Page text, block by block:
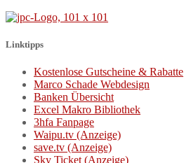
Linktipps
Kostenlose Gutscheine & Rabatte
Marco Schade Webdesign
Banken Übersicht
Excel Makro Bibliothek
3hfa Fanpage
Waipu.tv (Anzeige)
save.tv (Anzeige)
Sky Ticket (Anzeige)